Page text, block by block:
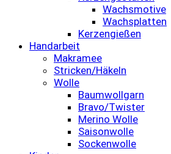
Wachsmotive
Wachsplatten
Kerzengießen
Handarbeit
Makramee
Stricken/Häkeln
Wolle
Baumwollgarn
Bravo/Twister
Merino Wolle
Saisonwolle
Sockenwolle